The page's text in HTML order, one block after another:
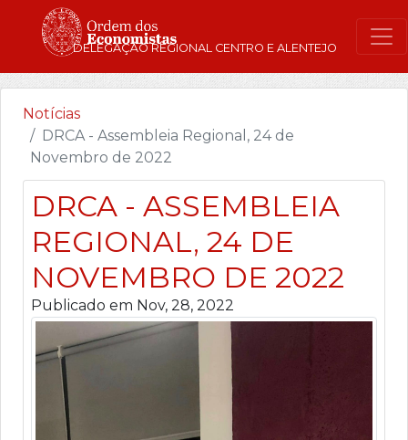
DELEGAÇÃO REGIONAL CENTRO E ALENTEJO
Notícias
DRCA - Assembleia Regional, 24 de
Novembro de 2022
DRCA - ASSEMBLEIA
REGIONAL, 24 DE
NOVEMBRO DE 2022
Publicado em Nov, 28, 2022